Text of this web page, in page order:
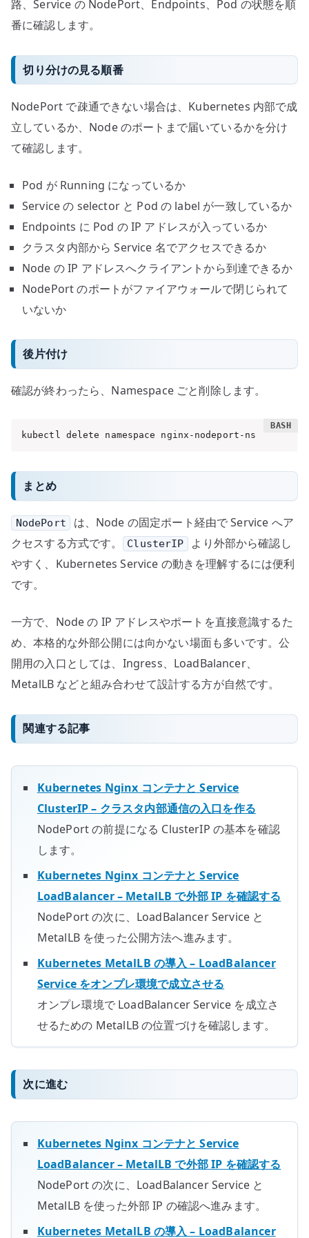
路、Service の NodePort、Endpoints、Pod の状態を順
番に確認します。
切り分けの見る順番
NodePort で疎通できない場合は、Kubernetes 内部で成
立しているか、Node のポートまで届いているかを分け
て確認します。
Pod が Running になっているか
Service の selector と Pod の label が一致しているか
Endpoints に Pod の IP アドレスが入っているか
クラスタ内部から Service 名でアクセスできるか
Node の IP アドレスへクライアントから到達できるか
NodePort のポートがファイアウォールで閉じられて
いないか
後片付け
確認が終わったら、Namespace ごと削除します。
kubectl delete namespace nginx-nodeport-ns
まとめ
NodePort
は、Node の固定ポート経由で Service へア
クセスする方式です。
ClusterIP
より外部から確認し
やすく、Kubernetes Service の動きを理解するには便利
です。
一方で、Node の IP アドレスやポートを直接意識するた
め、本格的な外部公開には向かない場面も多いです。公
開用の入口としては、Ingress、LoadBalancer、
MetalLB などと組み合わせて設計する方が自然です。
関連する記事
Kubernetes Nginx コンテナと Service
ClusterIP – クラスタ内部通信の入口を作る
NodePort の前提になる ClusterIP の基本を確認
します。
Kubernetes Nginx コンテナと Service
LoadBalancer – MetalLB で外部 IP を確認する
NodePort の次に、LoadBalancer Service と
MetalLB を使った公開方法へ進みます。
Kubernetes MetalLB の導入 – LoadBalancer
Service をオンプレ環境で成立させる
オンプレ環境で LoadBalancer Service を成立さ
せるための MetalLB の位置づけを確認します。
次に進む
Kubernetes Nginx コンテナと Service
LoadBalancer – MetalLB で外部 IP を確認する
NodePort の次に、LoadBalancer Service と
MetalLB を使った外部 IP の確認へ進みます。
Kubernetes MetalLB の導入 – LoadBalancer